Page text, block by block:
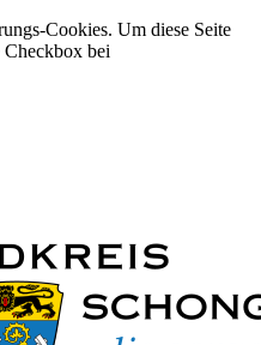
Cookies. Um diese Seite
Checkbox bei